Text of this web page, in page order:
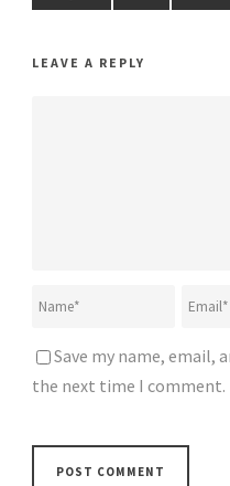
LEAVE A REPLY
Save my name, email,
the next time I comment.